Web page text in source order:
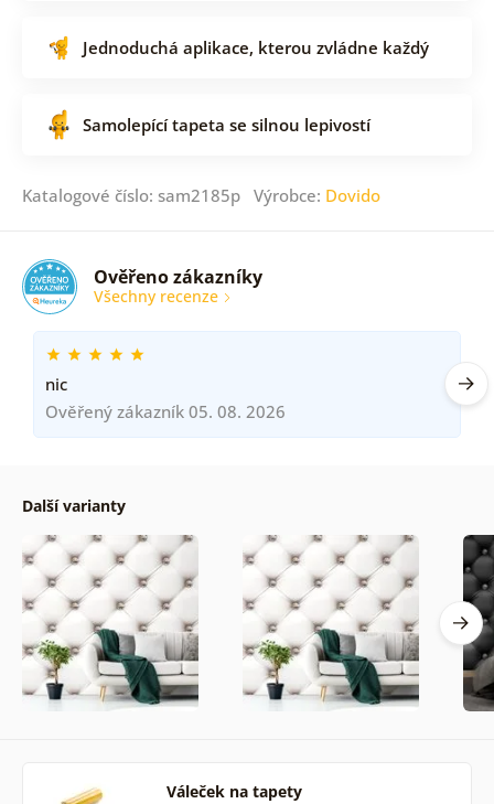
Jednoduchá aplikace, kterou zvládne každý
Samolepící tapeta se silnou lepivostí
Katalogové číslo: sam2185p Výrobce: Dovido
Ověřeno zákazníky
Všechny recenze
nic
Ověřený zákazník 05. 08. 2026
Další varianty
Váleček na tapety